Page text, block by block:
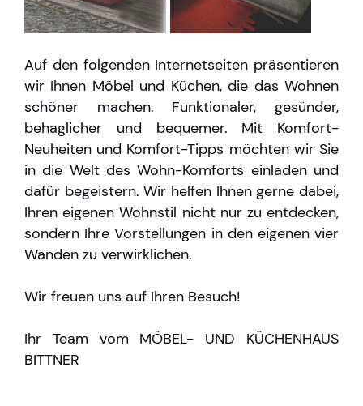
Auf den folgenden Internetseiten präsentieren
wir Ihnen Möbel und Küchen, die das Wohnen
schöner machen. Funktionaler, gesünder,
behaglicher und bequemer. Mit Komfort-
Neuheiten und Komfort-Tipps möchten wir Sie
in die Welt des Wohn-Komforts einladen und
dafür begeistern. Wir helfen Ihnen gerne dabei,
Ihren eigenen Wohnstil nicht nur zu entdecken,
sondern Ihre Vorstellungen in den eigenen vier
Wänden zu verwirklichen.
Wir freuen uns auf Ihren Besuch!
Ihr Team vom MÖBEL- UND KÜCHENHAUS
BITTNER